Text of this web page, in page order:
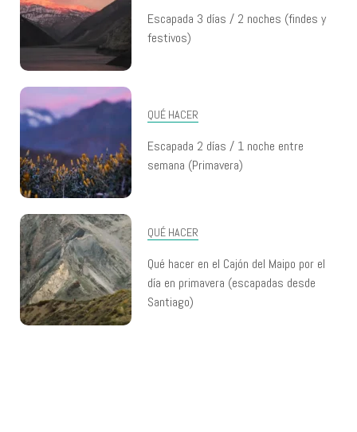
Escapada 3 días / 2 noches (findes y
festivos)
QUÉ HACER
Escapada 2 días / 1 noche entre
semana (Primavera)
QUÉ HACER
Qué hacer en el Cajón del Maipo por el
día en primavera (escapadas desde
Santiago)